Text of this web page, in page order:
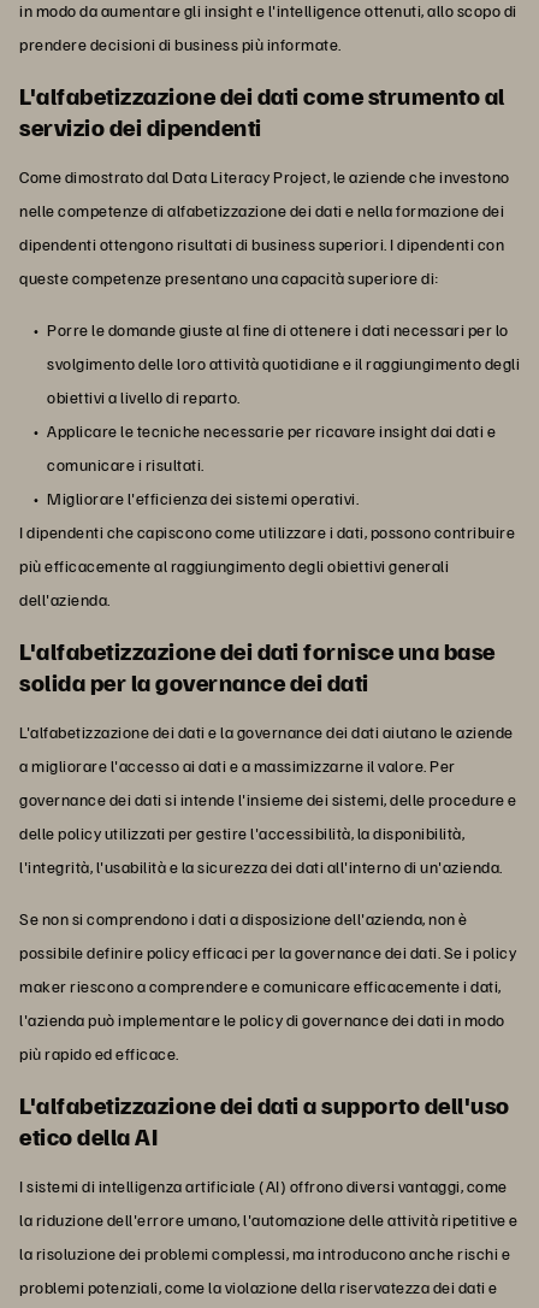
in modo da aumentare gli insight e l'intelligence ottenuti, allo scopo di
prendere decisioni di business più informate.
L'alfabetizzazione dei dati come strumento al
servizio dei dipendenti
Come dimostrato dal Data Literacy Project, le aziende che investono
nelle competenze di alfabetizzazione dei dati e nella formazione dei
dipendenti ottengono risultati di business superiori. I dipendenti con
queste competenze presentano una capacità superiore di:
Porre le domande giuste al fine di ottenere i dati necessari per lo
svolgimento delle loro attività quotidiane e il raggiungimento degli
obiettivi a livello di reparto.
Applicare le tecniche necessarie per ricavare insight dai dati e
comunicare i risultati.
Migliorare l'efficienza dei sistemi operativi.
I dipendenti che capiscono come utilizzare i dati, possono contribuire
più efficacemente al raggiungimento degli obiettivi generali
dell'azienda.
L'alfabetizzazione dei dati fornisce una base
solida per la governance dei dati
L'alfabetizzazione dei dati e la governance dei dati aiutano le aziende
a migliorare l'accesso ai dati e a massimizzarne il valore. Per
governance dei dati si intende l'insieme dei sistemi, delle procedure e
delle policy utilizzati per gestire l'accessibilità, la disponibilità,
l'integrità, l'usabilità e la sicurezza dei dati all'interno di un'azienda.
Se non si comprendono i dati a disposizione dell'azienda, non è
possibile definire policy efficaci per la governance dei dati. Se i policy
maker riescono a comprendere e comunicare efficacemente i dati,
l'azienda può implementare le policy di governance dei dati in modo
più rapido ed efficace.
L'alfabetizzazione dei dati a supporto dell'uso
etico della AI
I sistemi di intelligenza artificiale (AI) offrono diversi vantaggi, come
la riduzione dell'errore umano, l'automazione delle attività ripetitive e
la risoluzione dei problemi complessi, ma introducono anche rischi e
problemi potenziali, come la violazione della riservatezza dei dati e